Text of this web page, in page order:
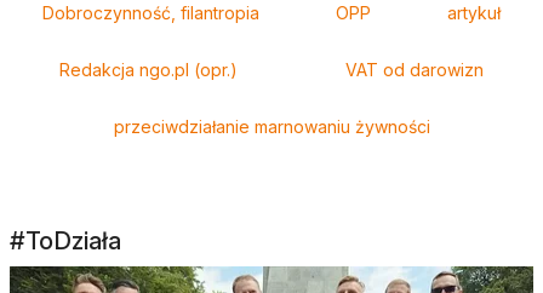
Dobroczynność, filantropia OPP artykuł
Redakcja ngo.pl (opr.) VAT od darowizn
przeciwdziałanie marnowaniu żywności
#ToDziała